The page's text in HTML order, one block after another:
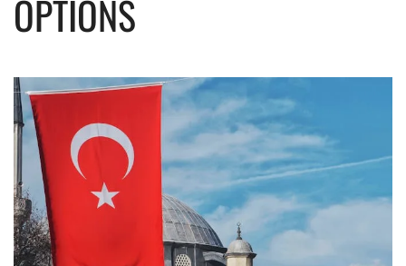
OPTIONS